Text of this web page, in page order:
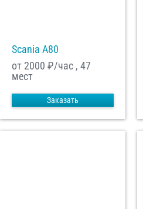
Scania A80
от 2000 ₽/час , 47
мест
Заказать